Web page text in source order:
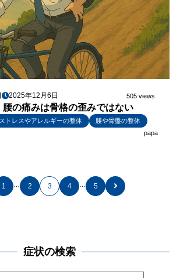
2025年12月6日 505 views
の痛みは骨格の歪みではない
ストレスやアレルギーの整体
腰や骨盤の整体
papa
1 2 3 4 5
症状の検索